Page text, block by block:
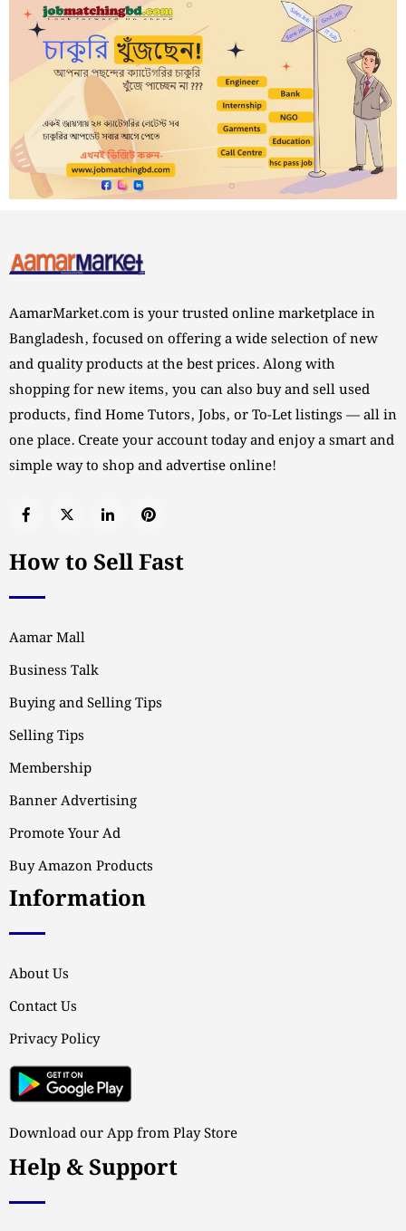
AamarMarket.com is your trusted online marketplace in
Bangladesh, focused on offering a wide selection of new
and quality products at the best prices. Along with
shopping for new items, you can also buy and sell used
products, find Home Tutors, Jobs, or To-Let listings — all in
one place. Create your account today and enjoy a smart and
simple way to shop and advertise online!
How to Sell Fast
Aamar Mall
Business Talk
Buying and Selling Tips
Selling Tips
Membership
Banner Advertising
Promote Your Ad
Buy Amazon Products
Information
About Us
Contact Us
Privacy Policy
Download our App from Play Store
Help & Support